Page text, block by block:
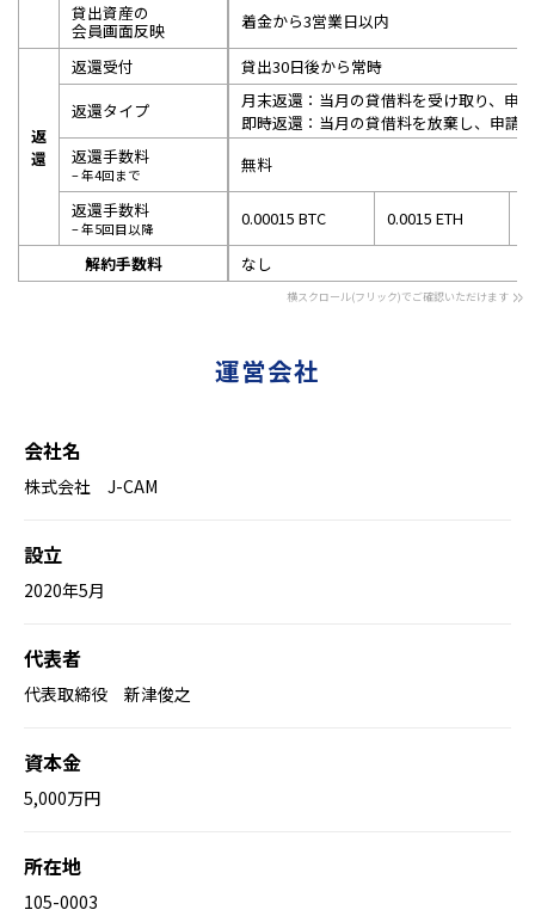
横スクロール(フリック)でご確認いただけます >>
貸出資産の
会員画面反映
返
還
返還受付
返還タイプ
返還手数料
– 年4回まで
返還手数料
– 年5回目以降
解約手数料
着金から3営業日以内
貸出30日後から常時
月末返還：当月の貸借料を受け取り、申
即時返還：当月の貸借料を放棄し、申
無料
0.00015 BTC 0.0015 ETH
なし
運営会社
会社名
株式会社 J-CAM
設立
2020年5月
代表者
代表取締役 新津俊之
資本金
5,000万円
所在地
105-0003